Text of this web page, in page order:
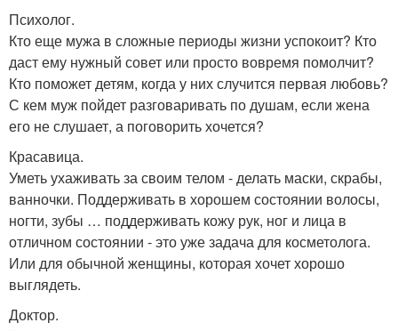
Психолог.
Кто еще мужа в сложные периоды жизни успокоит? Кто
даст ему нужный совет или просто вовремя помолчит?
Кто поможет детям, когда у них случится первая любовь?
С кем муж пойдет разговаривать по душам, если жена
его не слушает, а поговорить хочется?
Красавица.
Уметь ухаживать за своим телом - делать маски, скрабы,
ванночки. Поддерживать в хорошем состоянии волосы,
ногти, зубы … поддерживать кожу рук, ног и лица в
отличном состоянии - это уже задача для косметолога.
Или для обычной женщины, которая хочет хорошо
выглядеть.
Доктор.